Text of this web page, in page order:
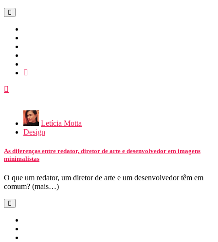
Letícia Motta
Design
As diferenças entre redator, diretor de arte e desenvolvedor em imagens
minimalistas
O que um redator, um diretor de arte e um desenvolvedor têm em
comum? (mais…)